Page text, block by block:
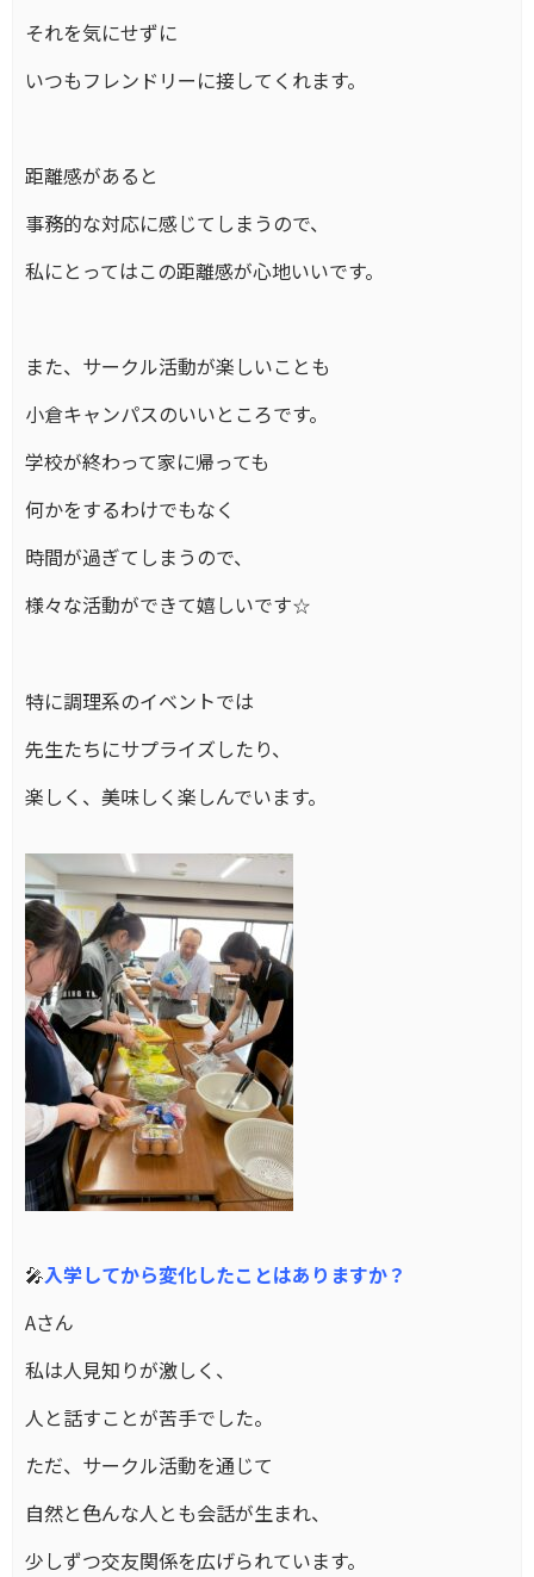
それを気にせずに
いつもフレンドリーに接してくれます。
距離感があると
事務的な対応に感じてしまうので、
私にとってはこの距離感が心地いいです。
また、サークル活動が楽しいことも
小倉キャンパスのいいところです。
学校が終わって家に帰っても
何かをするわけでもなく
時間が過ぎてしまうので、
様々な活動ができて嬉しいです☆
特に調理系のイベントでは
先生たちにサプライズしたり、
楽しく、美味しく楽しんでいます。
🎤入学してから変化したことはありますか？
Aさん
私は人見知りが激しく、
人と話すことが苦手でした。
ただ、サークル活動を通じて
自然と色んな人とも会話が生まれ、
少しずつ交友関係を広げられています。